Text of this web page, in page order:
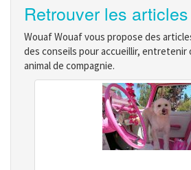
Retrouver les
Wouaf Wouaf vous propose des
des conseils pour accueillir, entretenir
animal de compagnie.